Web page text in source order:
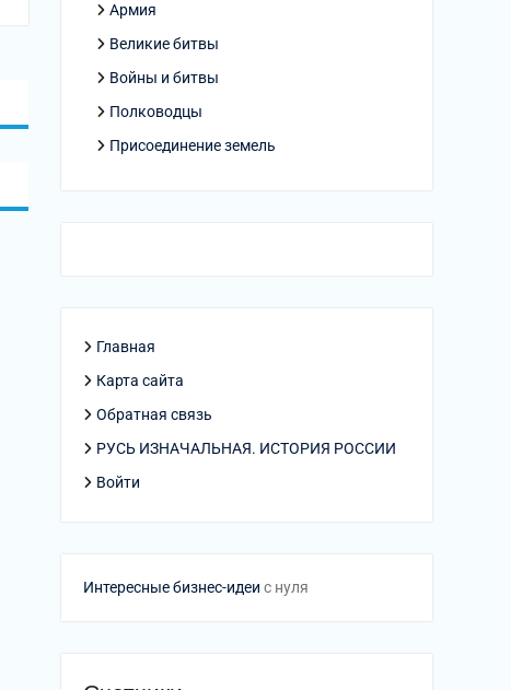
Армия
Великие битвы
Войны и битвы
Полководцы
Присоединение земель
Главная
Карта сайта
Обратная связь
РУСЬ ИЗНАЧАЛЬНАЯ. ИСТОРИЯ РОССИИ
Войти
Интересные бизнес-идеи с нуля